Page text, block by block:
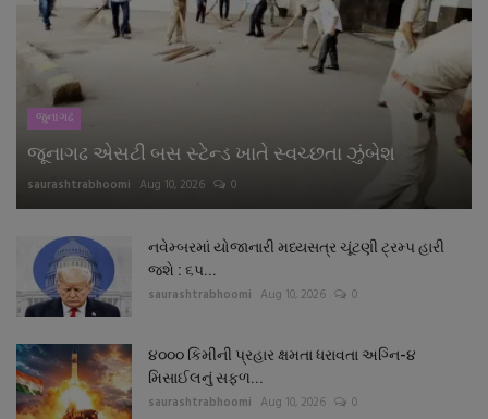
નાણાંકીય સમાચાર
સ્થાનિક સમાચાર
સ્પોર્ટ્સ
રાશિફળ
ગુનાખોરી
બોલિવૂડ
સ્વાસ્થ્ય
જુનાગઢ
જૂનાગઢ એસટી બસ સ્ટેન્ડ ખાતે સ્વચ્છતા ઝુંબેશ
saurashtrabhoomi Aug 10, 2026 0
નવેમ્બરમાં યોજાનારી મધ્યસત્ર ચૂંટણી ટ્રમ્પ હારી
જશે : ૬પ...
saurashtrabhoomi Aug 10, 2026 0
૪૦૦૦ કિમીની પ્રહાર ક્ષમતા ધરાવતા અગ્નિ-૪
મિસાઈલનું સફળ...
saurashtrabhoomi Aug 10, 2026 0